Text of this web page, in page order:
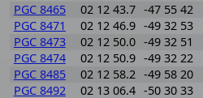
PGC 8465
02 12 43.7 -47 55 42
PGC 8471
02 12 46.9 -49 32 53
PGC 8473
02 12 50.0 -49 32 51
PGC 8474
02 12 50.9 -49 32 22
PGC 8485
02 12 58.2 -49 58 20
PGC 8492
02 13 06.4 -50 30 33